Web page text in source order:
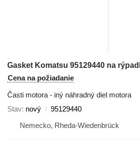
Gasket Komatsu 95129440 na
Cena na požiadanie
Časti motora - iný náhradný diel motora
Stav nový
95129440
Nemecko, Rheda-Wiedenbrück